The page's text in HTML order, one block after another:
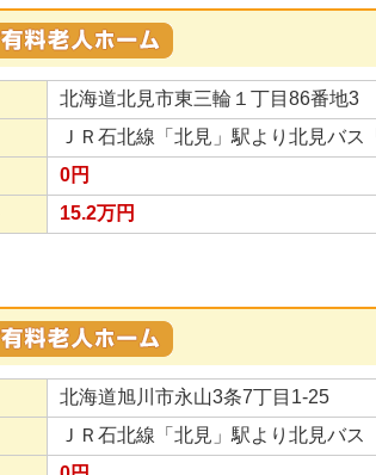
北海道北見市東三輪１丁目86番地3
ＪＲ石北線「北見」駅より北見バ
0円
15.2万円
北海道旭川市永山3条7丁目1-25
ＪＲ石北線「北見」駅より北見バス